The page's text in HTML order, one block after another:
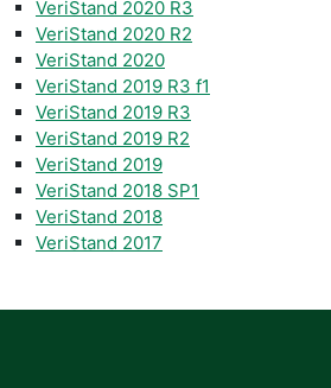
VeriStand 2020 R3
VeriStand 2020 R2
VeriStand 2020
VeriStand 2019 R3 f1
VeriStand 2019 R3
VeriStand 2019 R2
VeriStand 2019
VeriStand 2018 SP1
VeriStand 2018
VeriStand 2017